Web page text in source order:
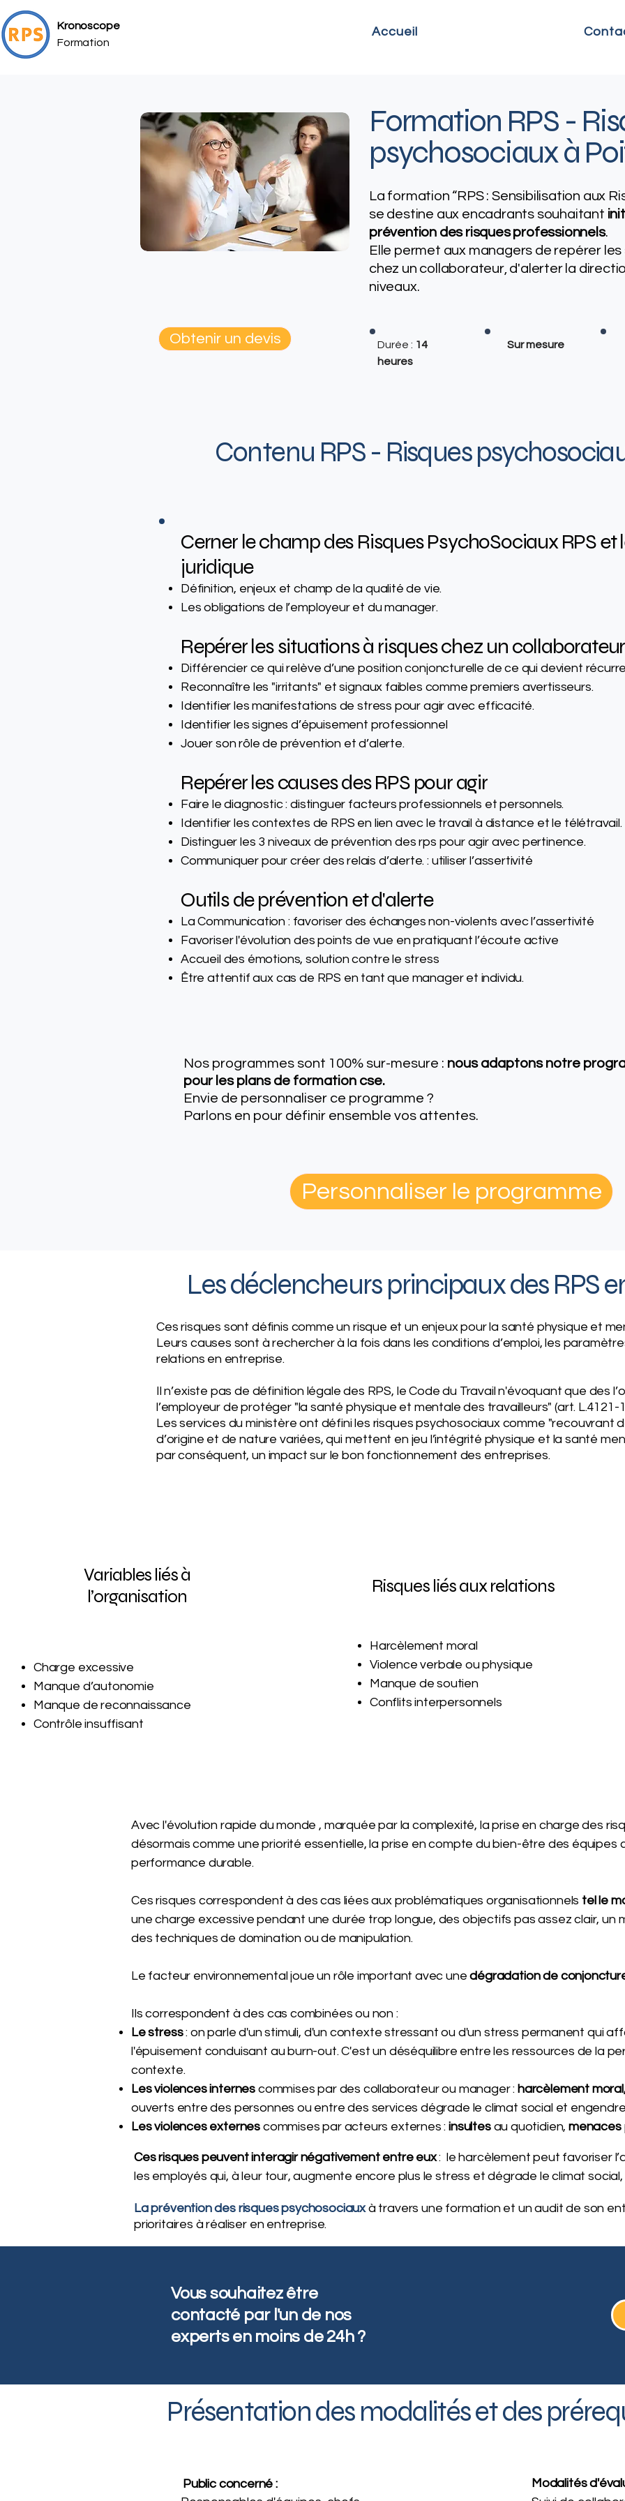
Kronoscope
Formation
Accueil
Obtenir un devis
Formation RPS -
psychosociaux​ à
La formation “RPS : Sensibilisation aux
se destine aux encadrants souhaitant
prévention des risques professionnels.
Elle permet aux managers de repérer
chez un collaborateur, d'alerter la
niveaux.
Durée : 14
heures
Sur mesure
Contenu RPS - Risques
Cerner le champ des Risques PsychoSociaux RPS et
juridique
Définition, enjeux et champ de la qualité de vie.
Les obligations de l’employeur et du manager.
Repérer les situations à risques chez un collaborateur
Différencier ce qui relève d’une position conjoncturelle de ce qui devient
Reconnaître les "irritants" et signaux faibles comme premiers avertisseurs.
Identifier les manifestations de stress pour agir avec efficacité.
Identifier les signes d’épuisement professionnel
Jouer son rôle de prévention et d’alerte.
Repérer les causes des RPS pour agir
Faire le diagnostic : distinguer facteurs professionnels et personnels.
Identifier les contextes de RPS en lien avec le travail à distance et le télétravail.
Distinguer les 3 niveaux de prévention des rps pour agir avec pertinence.
Communiquer pour créer des relais d’alerte. : utiliser l’assertivité
Outils de prévention et d'alerte
La Communication : favoriser des échanges non-violents avec l’assertivité
Favoriser l'évolution des points de vue en pratiquant l’écoute active
Accueil des émotions, solution contre le stress
Être attentif aux cas de RPS en tant que manager et individu.
Nos programmes sont 100% sur-mesure : nous adaptons notre
pour les plans de formation cse.
Envie de personnaliser ce programme ?
Parlons en pour définir ensemble vos attentes.
Personnaliser le programme
Les déclencheurs principaux des RPS
Ces risques sont définis comme un risque et un enjeux pour la santé physique et
Leurs causes sont à rechercher à la fois dans les conditions d’emploi, les
relations en entreprise.
Il n’existe pas de définition légale des RPS, le Code du Travail n'évoquant que des
l’employeur de protéger "la santé physique et mentale des travailleurs" (art. L.4121-1
Les services du ministère ont défini les risques psychosociaux comme "recouvrant
d’origine et de nature variées, qui mettent en jeu l’intégrité physique et la santé
par conséquent, un impact sur le bon fonctionnement des entreprises.
Variables liés à
l’organisation
Charge excessive
Manque d’autonomie
Manque de reconnaissance
Contrôle insuffisant
Risques liés aux relations
Harcèlement moral
Violence verbale ou physique
Manque de soutien
Conflits interpersonnels
Avec l'évolution rapide du monde , marquée par la complexité, la prise en charge des
désormais comme une priorité essentielle, la prise en compte du bien-être des équipes
performance durable.
Ces risques correspondent à des cas liées aux problématiques organisationnels tel le
une charge excessive pendant une durée trop longue, des objectifs pas assez clair, un
des techniques de domination ou de manipulation.
Le facteur environnemental joue un rôle important avec unedégradation de
Ils correspondent à des cas combinées ou non :
Le stress: on parle d'un stimuli, d'un contexte stressant ou d'un stress permanent qui
l'épuisement conduisant au burn-out. C'est un déséquilibre entre les ressources de la
contexte.
Les violences internes commises par des collaborateur ou manager : harcèlement
ouverts entre des personnes ou entre des services dégrade le climat social et
Les violences externes commises par acteurs externes :insultes au quotidien, menaces
Ces risques peuvent interagir négativement entre eux: le harcèlement peut favoriser
les employés qui, à leur tour, augmente encore plus le stress et dégrade le climat
La prévention des risques psychosociauxà travers une formation et un audit de son
prioritaires à réaliser en entreprise.
Vous souhaitez être
contacté par l'un de nos
experts en moins de 24h ?
Présentation des modalités et des
Public concerné :
Modalités